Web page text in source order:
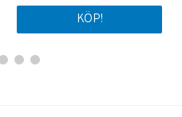
KÖP!